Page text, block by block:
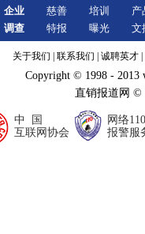
企业
调查
慈善
特报
培训
曝光
产
文
关于我们 联系我们 诚聘英才
Copyright © 1998 - 2013
直销报道网
中 国
互联网协会
网络110
报警服